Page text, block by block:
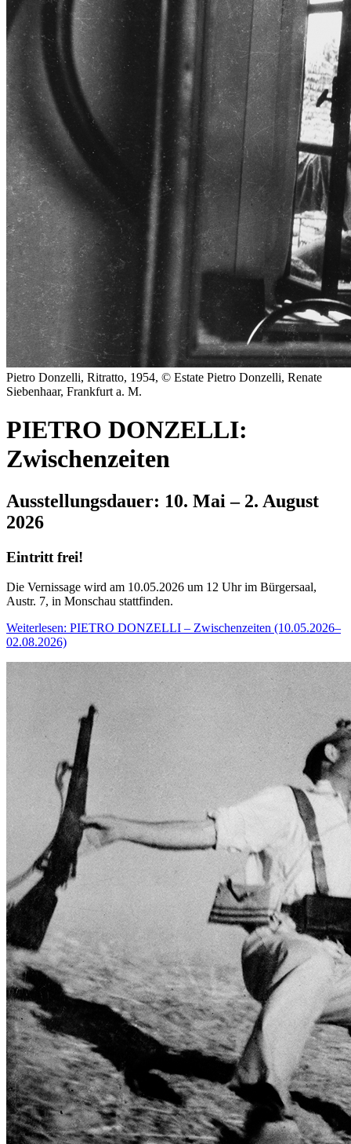
Pietro Donzelli, Ritratto, 1954, © Estate Pietro Donzelli, Renate
Siebenhaar, Frankfurt a. M.
PIETRO DONZELLI:
Zwischenzeiten
Ausstellungsdauer: 10. Mai – 2. August
2026
Eintritt frei!
Die Vernissage wird am 10.05.2026 um 12 Uhr im Bürgersaal,
Austr. 7, in Monschau stattfinden.
Weiterlesen: PIETRO DONZELLI – Zwischenzeiten (10.05.2026–
02.08.2026)